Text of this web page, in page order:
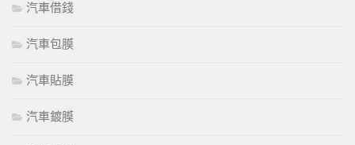
汽車借錢
汽車包膜
汽車貼膜
汽車鍍膜